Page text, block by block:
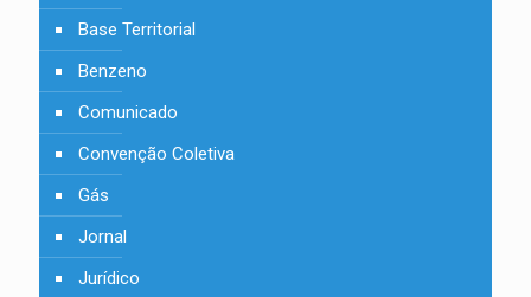
Base Territorial
Benzeno
Comunicado
Convenção Coletiva
Gás
Jornal
Jurídico